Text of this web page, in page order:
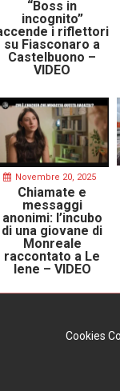
“Boss in
incognito”
i riflettori
su Fiasconaro a
Castelbuono –
VIDEO
Novembre 20, 2025
Chiamate e
messaggi
anonimi: l’incubo
di una giovane di
Monreale
raccontato a Le
Iene – VIDEO
Cookies